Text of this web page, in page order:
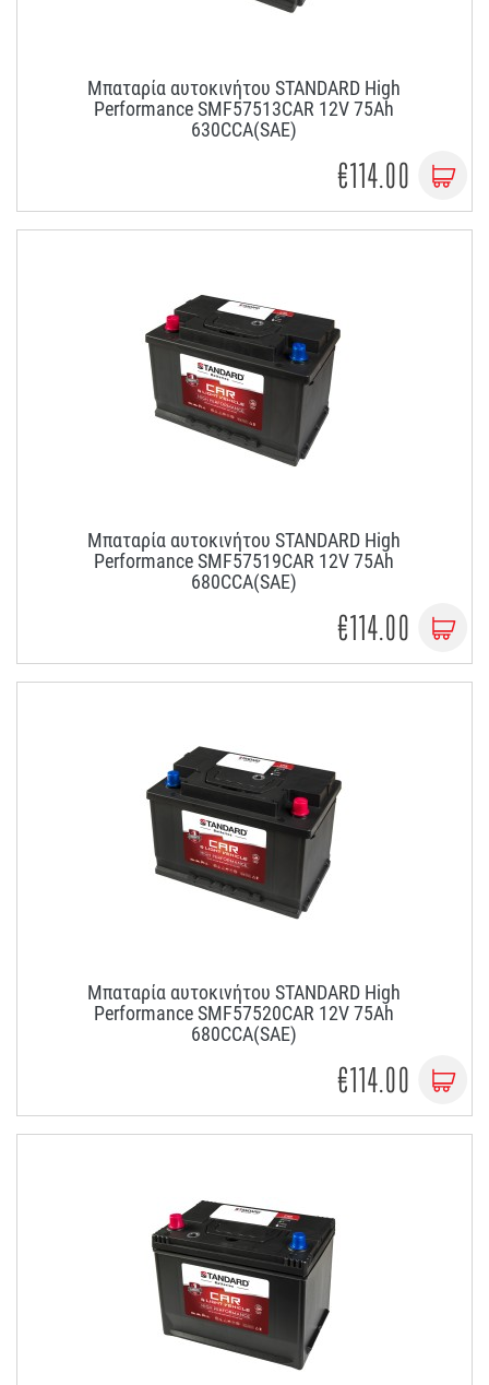
Μπαταρία αυτοκινήτου STANDARD High
Performance SMF57513CAR 12V 75Ah
630CCA(SAE)
€114.00
Μπαταρία αυτοκινήτου STANDARD High
Performance SMF57519CAR 12V 75Ah
680CCA(SAE)
€114.00
Μπαταρία αυτοκινήτου STANDARD High
Performance SMF57520CAR 12V 75Ah
680CCA(SAE)
€114.00